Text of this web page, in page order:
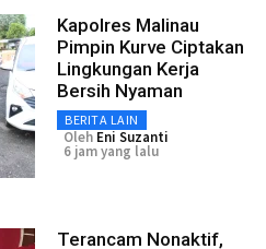
Kapolres Malinau
Pimpin Kurve Ciptakan
Lingkungan Kerja
Bersih Nyaman
BERITA LAIN
Oleh Eni Suzanti
6 jam yang lalu
Terancam Nonaktif,